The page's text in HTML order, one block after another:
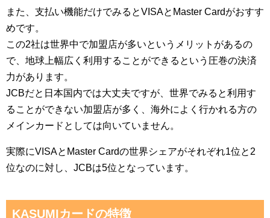
また、支払い機能だけでみるとVISAとMaster Cardがおすす
めです。
この2社は世界中で加盟店が多いというメリットがあるの
で、地球上幅広く利用することができるという圧巻の決済
力があります。
JCBだと日本国内では大丈夫ですが、世界でみると利用す
ることができない加盟店が多く、海外によく行かれる方の
メインカードとしては向いていません。
実際にVISAとMaster Cardの世界シェアがそれぞれ1位と2
位なのに対し、JCBは5位となっています。
KASUMIカードの特徴